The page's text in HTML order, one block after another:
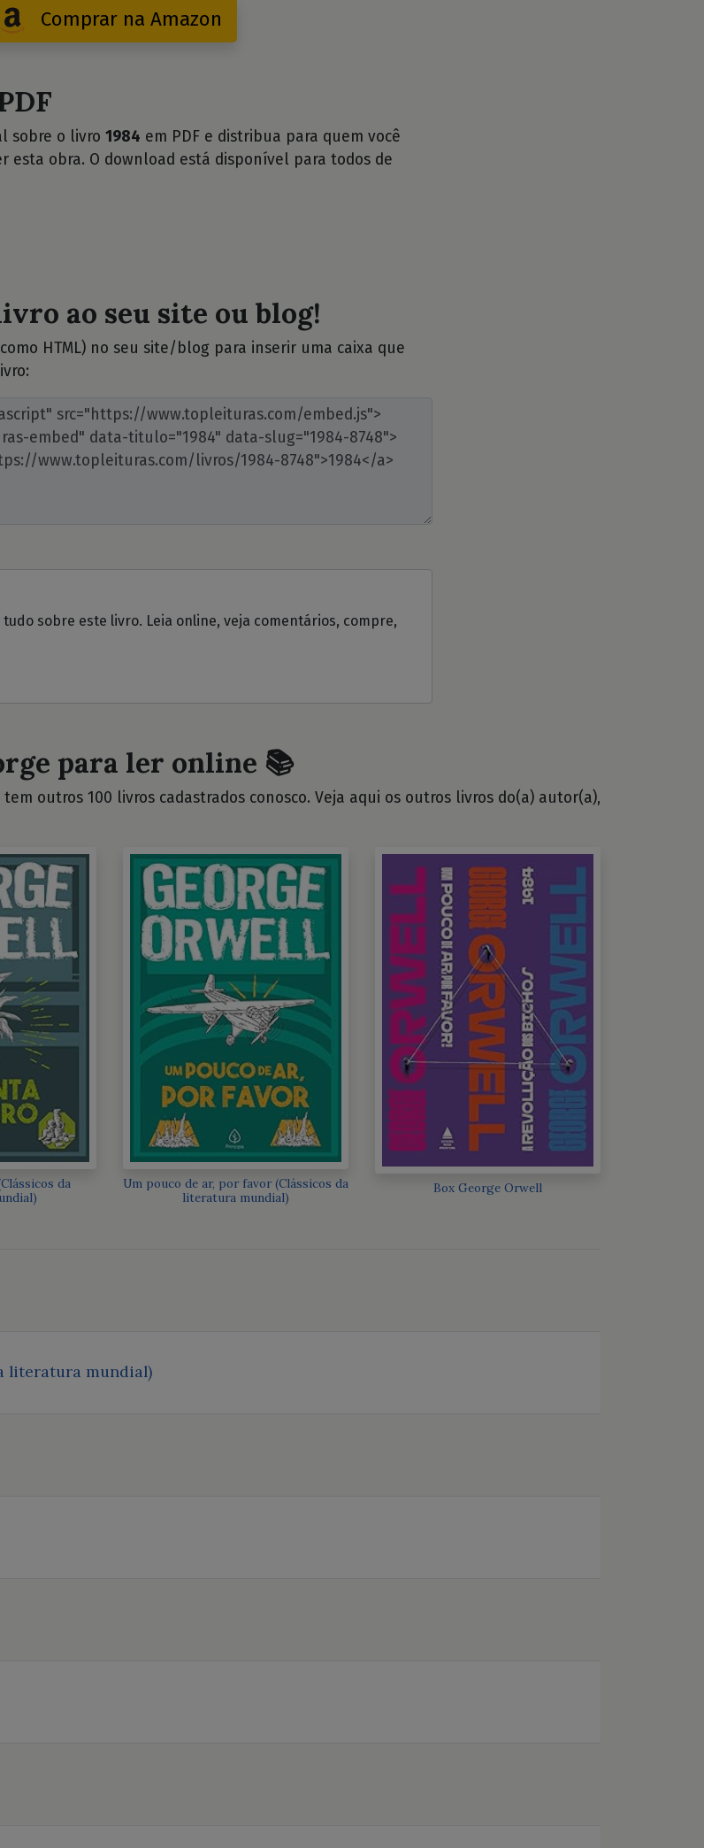
Comprar na Amazon
sobre o livro 1984 em PDF e distribua para quem você
esta obra. O download está disponível para todos de
ao seu site ou blog!
HTML) no seu site/blog para inserir uma caixa que
tudo sobre este livro. Leia online, veja comentários, compre,
para ler online 📚
outros 100 livros cadastrados conosco. Veja aqui os outros livros do(a) autor(a),
da
Um pouco de ar, por favor (Clássicos da
literatura mundial)
Box George Orwell
literatura mundial)